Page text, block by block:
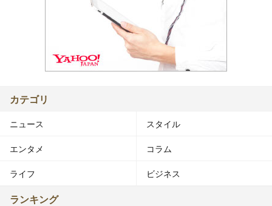
カテゴリ
ニュース スタイル
エンタメ コラム
ライフ ビジネス
ランキング